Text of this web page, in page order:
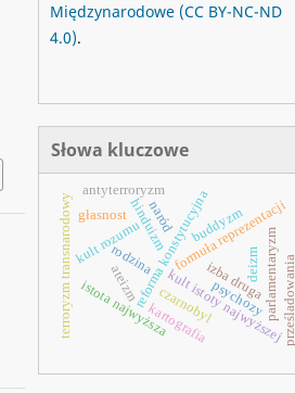
Międzynarodowe (CC BY-NC-ND
4.0).
Słowa kluczowe
rodzinareforma konstytucyjna
istota najwyższakult istoty najwyższej
kult rozumu formuła reprezentacji
izba drugaparlamentaryzmprześladowania
hinduizm buddyzm
terroryzm transnarodowy
antyterroryzm
czarnobyl
deizm
głasnost
psychozy
ateizm
naród
kartografia